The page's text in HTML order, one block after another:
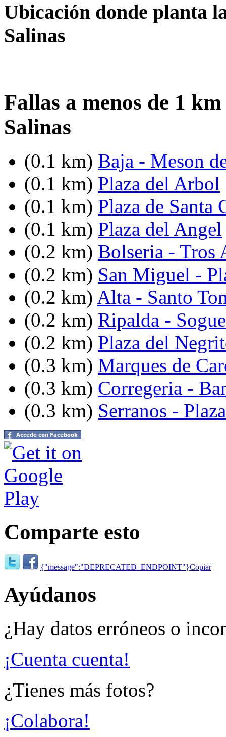
Ubicación donde planta
Salinas
Fallas a menos de 1
Salinas
(0.1 km) Baja - Meson
(0.1 km) Plaza del Arbol
(0.1 km) Plaza de Santa
(0.1 km) Plaza del Angel
(0.2 km) Bolseria - Tros
(0.2 km) San Miguel -
(0.2 km) Alta - Santo
(0.2 km) Ripalda -
(0.2 km) Plaza del
(0.3 km) Marques de
(0.3 km) Corregeria -
(0.3 km) Serranos -
Comparte esto
{"message":"DEPRECATED_ENDPOINT"}Copiar
Ayúdanos
¿Hay datos erróneos o
¡Cuenta cuenta!
¿Tienes más fotos?
¡Colabora!